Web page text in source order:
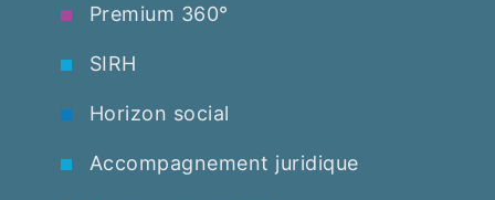
Premium 360°
SIRH
Horizon social
Accompagnement juridique